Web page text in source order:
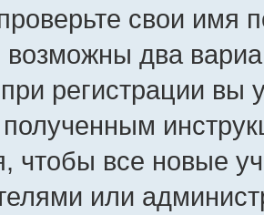
свои имя
возможны два
регистрации вы
полученным
чтобы все новые
или